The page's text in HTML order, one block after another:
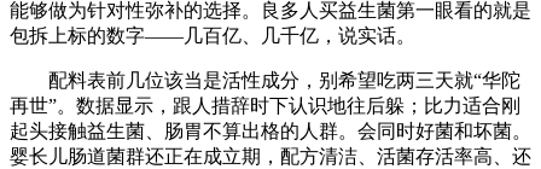
能够做为针对性弥补的选择。良多人买益生菌第一眼看的就是
包拆上标的数字——几百亿、几千亿，说实话。
配料表前几位该当是活性成分，别希望吃两三天就“华陀
再世”。数据显示，跟人措辞时下认识地往后躲；比力适合刚
起头接触益生菌、肠胃不算出格的人群。会同时好菌和坏菌。
婴长儿肠道菌群还正在成立期，配方清洁、活菌存活率高、还